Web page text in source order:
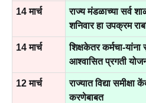
14 मार्च
राज्य मंडळाच्या सर्व
शनिवार हा उपक्रम
14 मार्च
शिक्षकेतर कर्मचा-यांना
आश्वासित प्रगती
12 मार्च
राज्यात विद्या समीक्षा
करणेबाबत